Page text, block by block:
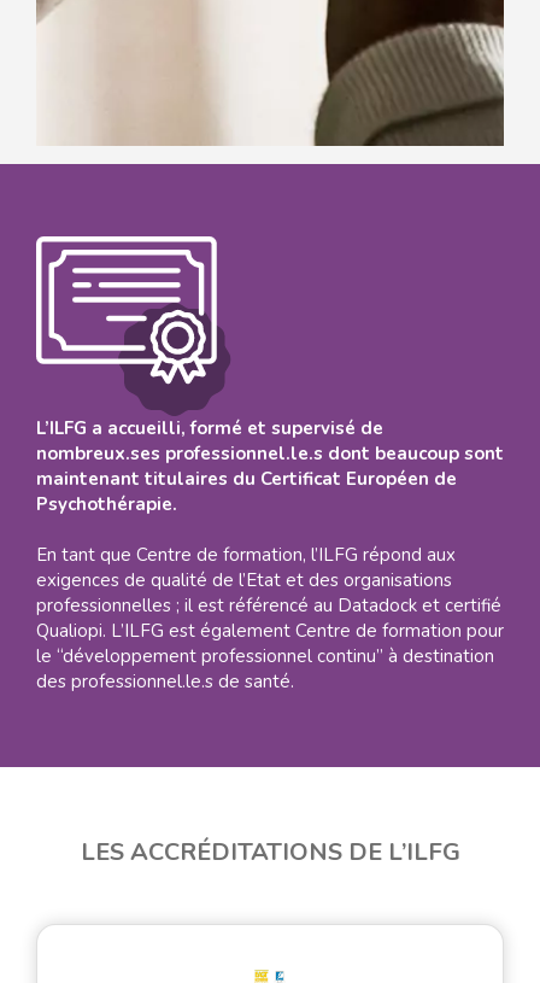
L’ILFG a accueilli, formé et supervisé de
nombreux.ses professionnel.le.s dont beaucoup sont
maintenant titulaires du Certificat Européen de
Psychothérapie.
En tant que Centre de formation, l’ILFG répond aux
exigences de qualité de l’Etat et des organisations
professionnelles ; il est référencé au Datadock et certifié
Qualiopi. L’ILFG est également Centre de formation pour
le “développement professionnel continu” à destination
des professionnel.le.s de santé.
LES ACCRÉDITATIONS DE L’ILFG